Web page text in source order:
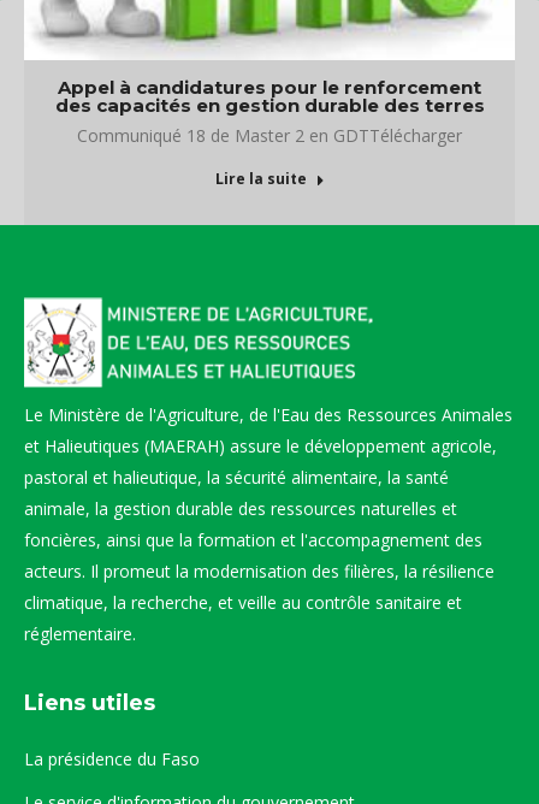
Appel à candidatures pour le renforcement
des capacités en gestion durable des terres
Communiqué 18 de Master 2 en GDTTélécharger
Lire la suite
Le Ministère de l'Agriculture, de l'Eau des Ressources Animales
et Halieutiques (MAERAH) assure le développement agricole,
pastoral et halieutique, la sécurité alimentaire, la santé
animale, la gestion durable des ressources naturelles et
foncières, ainsi que la formation et l'accompagnement des
acteurs. Il promeut la modernisation des filières, la résilience
climatique, la recherche, et veille au contrôle sanitaire et
réglementaire.
Liens utiles
La présidence du Faso